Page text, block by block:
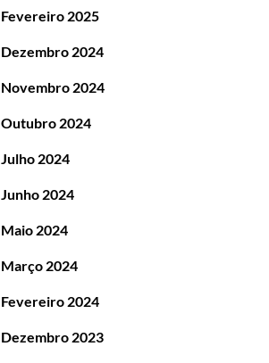
Fevereiro 2025
Dezembro 2024
Novembro 2024
Outubro 2024
Julho 2024
Junho 2024
Maio 2024
Março 2024
Fevereiro 2024
Dezembro 2023